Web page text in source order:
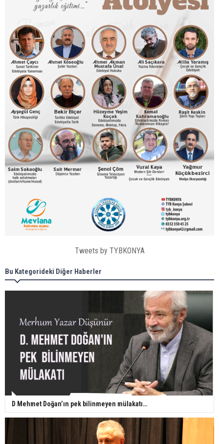
Tweets by TYBKONYA
Bu Kategorideki Diğer Haberler
D Mehmet Doğan’ın pek bilinmeyen mülakatı…